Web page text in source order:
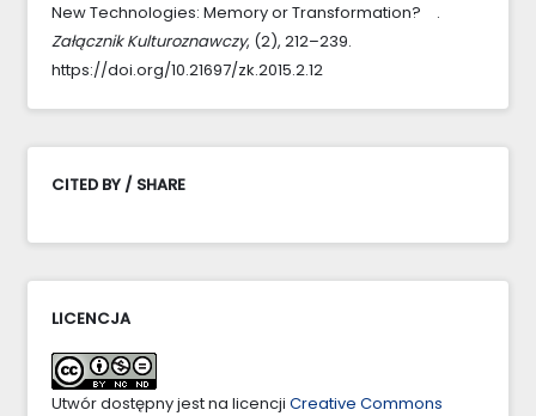
New Technologies: Memory or Transformation? .
Załącznik Kulturoznawczy, (2), 212–239.
https://doi.org/10.21697/zk.2015.2.12
CITED BY / SHARE
LICENCJA
Utwór dostępny jest na licencji Creative Commons